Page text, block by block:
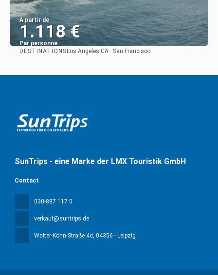
À partir de
1.118 €
Par personne
DESTINATIONS Los Angeles CA · San Francisco
SunTrips - eine Marke der LMX Touristik GmbH
Contact
030-887 117 0
verkauf@suntrips.de
Walter-Köhn-Straße 4d , 04356 - Leipzig